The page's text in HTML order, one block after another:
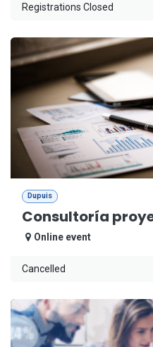
Registrations Closed
Dupuis
Consultoría
Online event
Cancelled